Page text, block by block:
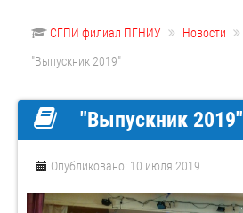
СГПИ филиал ПГНИУ Новости
"Выпускник 2019"
"Выпускник 2019"
Опубликовано: 10 июля 2019